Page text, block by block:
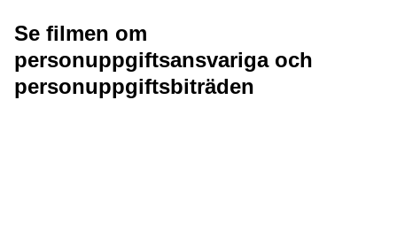
Se filmen om
personuppgiftsansvariga och
personuppgiftsbiträden